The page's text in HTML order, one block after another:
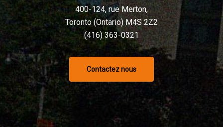
400-124, rue Merton,
Toronto (Ontario) M4S 2Z2
(416) 363-0321
Contactez nous